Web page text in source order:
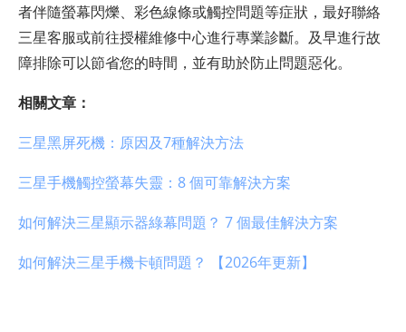
者伴隨螢幕閃爍、彩色線條或觸控問題等症狀，最好聯絡
三星客服或前往授權維修中心進行專業診斷。及早進行故
障排除可以節省您的時間，並有助於防止問題惡化。
相關文章：
三星黑屏死機：原因及7種解決方法
三星手機觸控螢幕失靈：8 個可靠解決方案
如何解決三星顯示器綠幕問題？ 7 個最佳解決方案
如何解決三星手機卡頓問題？ 【2026年更新】